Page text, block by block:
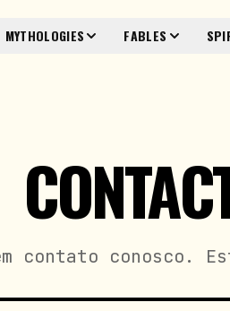
MYTHOLOGIES FABLES
contato conosco.